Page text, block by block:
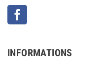
INFORMATIONS